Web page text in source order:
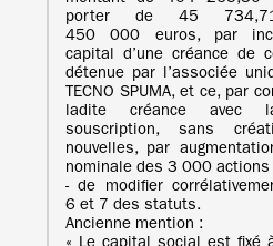
porter de 45
450 000 euros, par
capital d’une créance de
détenue par l’associée
TECNO SPUMA, et ce, par
ladite créance avec
souscription, sans
nouvelles, par
nominale des 3 000
- de modifier
6 et 7 des statuts.
Ancienne mention :